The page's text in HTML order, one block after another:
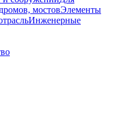
мостовЭлементы
Инженерные